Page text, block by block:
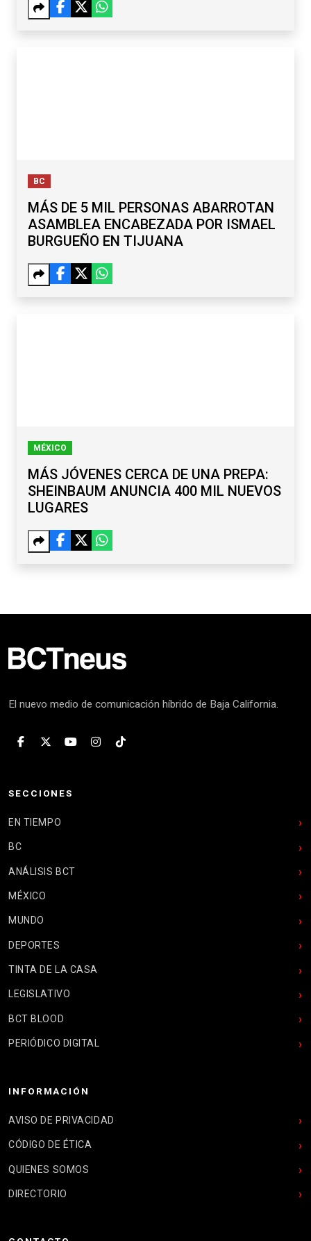
BC
MÁS DE 5 MIL PERSONAS ABARROTAN
ASAMBLEA ENCABEZADA POR ISMAEL
BURGUEÑO EN TIJUANA
MÉXICO
MÁS JÓVENES CERCA DE UNA PREPA:
SHEINBAUM ANUNCIA 400 MIL NUEVOS
LUGARES
El nuevo medio de comunicación híbrido de Baja California.
SECCIONES
EN TIEMPO
BC
ANÁLISIS BCT
MÉXICO
MUNDO
DEPORTES
TINTA DE LA CASA
LEGISLATIVO
BCT BLOOD
PERIÓDICO DIGITAL
INFORMACIÓN
AVISO DE PRIVACIDAD
CÓDIGO DE ÉTICA
QUIENES SOMOS
DIRECTORIO